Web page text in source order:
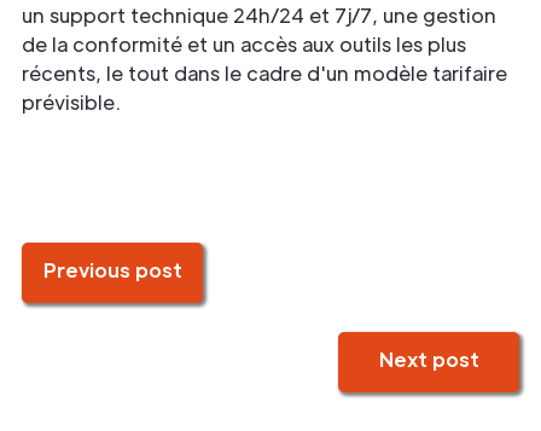
un support technique 24h/24 et 7j/7, une gestion
de la conformité et un accès aux outils les plus
récents, le tout dans le cadre d'un modèle tarifaire
prévisible.
Previous post
Next post